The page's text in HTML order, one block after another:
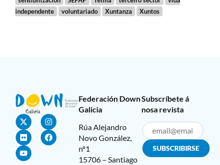
independente
voluntariado Xuntanza Xuntos
Federación Down
Galicia
Rúa Alejandro
Novo González,
nº1
15706 – Santiago
Subscríbete á
nosa revista